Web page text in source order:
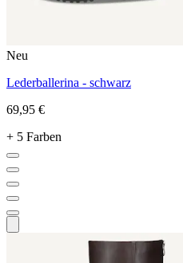
Neu
Lederballerina - schwarz
69,95 €
+ 5 Farben